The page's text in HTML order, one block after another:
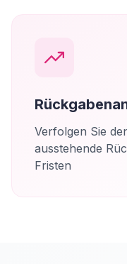
Verfolgen Sie
ausstehende
Fristen